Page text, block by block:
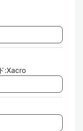
:Xacro